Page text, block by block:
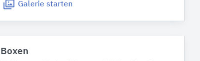
Galerie starten
Boxen